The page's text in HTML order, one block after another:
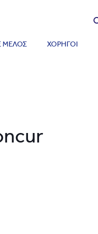
ΜΕΛΟΣ ΧΟΡΗΓΟΙ